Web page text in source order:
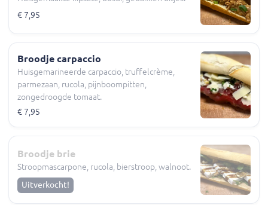
€ 7,95
Broodje carpaccio
Huisgemarineerde carpaccio, truffelcrème,
parmezaan, rucola, pijnboompitten,
zongedroogde tomaat.
€ 7,95
Broodje brie
Stroopmascarpone, rucola, bierstroop, walnoot.
Uitverkocht!